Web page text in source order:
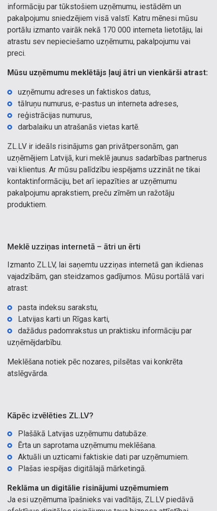
informāciju par tūkstošiem uzņēmumu, iestādēm un
pakalpojumu sniedzējiem visā valstī. Katru mēnesi mūsu
portālu izmanto vairāk nekā 170 000 interneta lietotāju, lai
atrastu sev nepieciešamo uzņēmumu, pakalpojumu vai
preci.
Mūsu uzņēmumu meklētājs ļauj ātri un vienkārši atrast:
uzņēmumu adreses un faktiskos datus,
tālruņu numurus, e-pastus un interneta adreses,
reģistrācijas numurus,
darbalaiku un atrašanās vietas kartē.
ZL.LV ir ideāls risinājums gan privātpersonām, gan
uzņēmējiem Latvijā, kuri meklē jaunus sadarbības partnerus
vai klientus. Ar mūsu palīdzību iespējams uzzināt ne tikai
kontaktinformāciju, bet arī iepazīties ar uzņēmumu
pakalpojumu aprakstiem, preču zīmēm un ražotāju
produktiem.
Meklē uzziņas internetā – ātri un ērti
Izmanto ZL.LV, lai saņemtu uzziņas internetā gan ikdienas
vajadzībām, gan steidzamos gadījumos. Mūsu portālā vari
atrast:
pasta indeksu sarakstu,
Latvijas karti un Rīgas karti,
dažādus padomrakstus un praktisku informāciju par
uzņēmējdarbību.
Meklēšana notiek pēc nozares, pilsētas vai konkrēta
atslēgvārda.
Kāpēc izvēlēties ZL.LV?
Plašākā Latvijas uzņēmumu datubāze.
Ērta un saprotama uzņēmumu meklēšana.
Aktuāli un uzticami faktiskie dati par uzņēmumiem.
Plašas iespējas digitālajā mārketingā.
Reklāma un digitālie risinājumi uzņēmumiem
Ja esi uzņēmuma īpašnieks vai vadītājs, ZL.LV piedāvā